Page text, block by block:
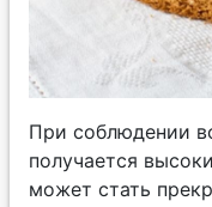
При соблюдении
получается
может стать